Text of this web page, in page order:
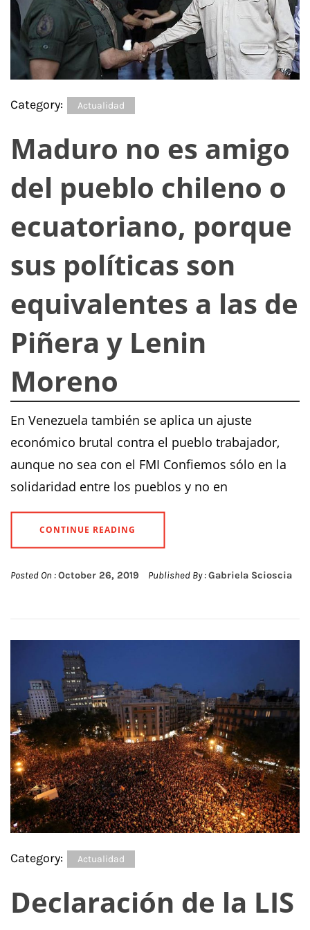
Category: Actualidad
Maduro no es amigo
del pueblo chileno o
ecuatoriano, porque
sus políticas son
equivalentes a las de
Piñera y Lenin
Moreno
En Venezuela también se aplica un ajuste
económico brutal contra el pueblo trabajador,
aunque no sea con el FMI Confiemos sólo en la
solidaridad entre los pueblos y no en
CONTINUE READING
Posted On :October 26, 2019 Published By :Gabriela Scioscia
Category: Actualidad
Declaración de la LIS